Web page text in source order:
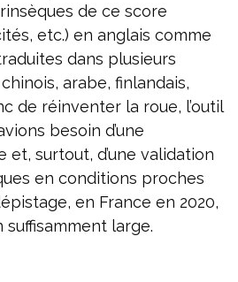
de ce score
etc.) en anglais comme
dans plusieurs
arabe, finlandais,
de réinventer la roue, l’outil
besoin d’une
et, surtout, d’une validation
en conditions proches
en France en 2020,
large.